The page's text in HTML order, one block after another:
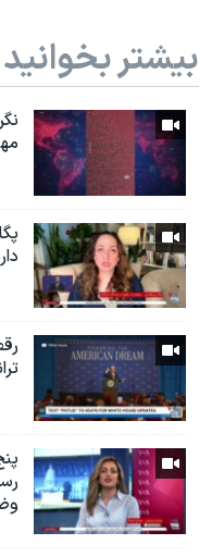
بیشتر بخوانید